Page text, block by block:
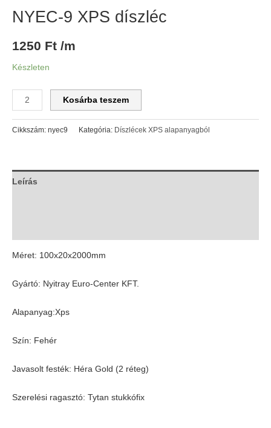
NYEC-9 XPS díszléc
1250 Ft /m
Készleten
Kosárba teszem
Cikkszám: nyec9 Kategória: Díszlécek XPS alapanyagból
Leírás
Méret: 100x20x2000mm
Gyártó: Nyitray Euro-Center KFT.
Alapanyag:Xps
Szín: Fehér
Javasolt festék: Héra Gold (2 réteg)
Szerelési ragasztó: Tytan stukkófix